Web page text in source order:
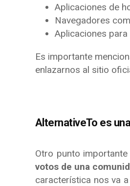
Aplicaciones de
Navegadores
Aplicaciones
Es importante
enlazarnos al sitio
AlternativeTo es
Otro punto
votos de una
característica nos va